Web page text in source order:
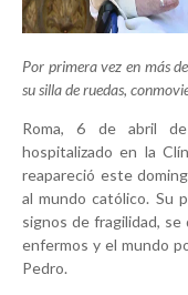
Por primera vez en más
su silla de ruedas,
Roma, 6 de abril
hospitalizado en la
reapareció este
al mundo católico. Su
signos de fragilidad,
enfermos y el mundo
Pedro.